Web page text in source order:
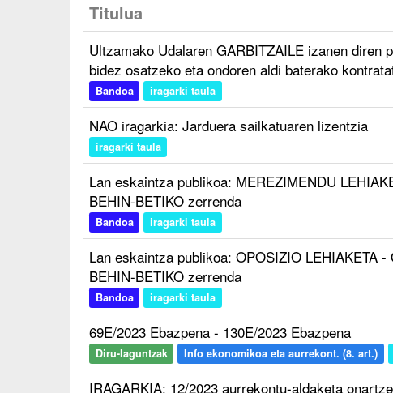
Titulua
Ultzamako Udalaren GARBITZAILE izanen diren
bidez osatzeko eta ondoren aldi baterako
Bandoa iragarki taula
NAO iragarkia: Jarduera sailkatuaren lizentzia
iragarki taula
Lan eskaintza publikoa: MEREZIMENDU
BEHIN-BETIKO zerrenda
Bandoa iragarki taula
Lan eskaintza publikoa: OPOSIZIO LEHIAKETA
BEHIN-BETIKO zerrenda
Bandoa iragarki taula
69E/2023 Ebazpena - 130E/2023 Ebazpena
Diru-laguntzak Info ekonomikoa eta aurrekont. (8. art.)
IRAGARKIA: 12/2023 aurrekontu-aldaketa